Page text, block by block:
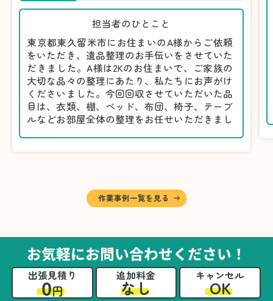
担当者のひとこと
東京都東久留米市にお住まいのA様からご依頼
をいただき、遺品整理のお手伝いをさせていた
だきました。A様は2Kのお住まいで、ご家族の
大切な品々の整理にあたり、私たちにお声がけ
くださいました。今回回収させていただいた品
目は、衣類、棚、ベッド、布団、椅子、テーブ
ルなどお部屋全体の整理をお任せいただきまし
に仕分けしました。
A様から「手際よく進めてくれて助かりまし
るのは難しかったと思います」との温かいお言
葉をいただきました。遺品整理という心の負担
が大きい作業において、少しでもA様の力にな
れたことをスタッフ一同嬉しく思います。
作業事例一覧を見る
お気軽にお問い合わせください！
出張見積り
0円
追加料金
なし
キャンセル
OK